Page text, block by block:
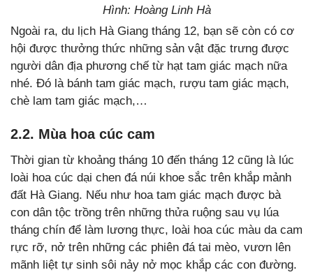
Hình: Hoàng Linh Hà
Ngoài ra, du lịch Hà Giang tháng 12, bạn sẽ còn có cơ
hội được thưởng thức những sản vật đặc trưng được
người dân địa phương chế từ hạt tam giác mạch nữa
nhé. Đó là bánh tam giác mạch, rượu tam giác mạch,
chè lam tam giác mạch,…
2.2. Mùa hoa cúc cam
Thời gian từ khoảng tháng 10 đến tháng 12 cũng là lúc
loài hoa cúc dại chen đá núi khoe sắc trên khắp mảnh
đất Hà Giang. Nếu như hoa tam giác mạch được bà
con dân tộc trồng trên những thửa ruộng sau vụ lúa
tháng chín để làm lương thực, loài hoa cúc màu da cam
rực rỡ, nở trên những các phiên đá tai mèo, vươn lên
mãnh liệt tự sinh sôi nảy nở mọc khắp các con đường.